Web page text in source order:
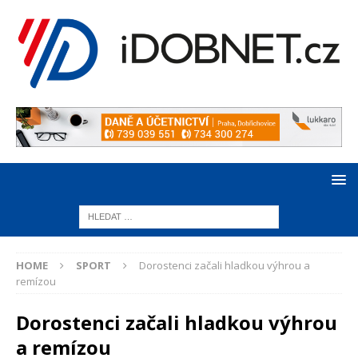
HOME SPORT
Dorostenci začali hladkou výhrou a
remízou
Dorostenci začali hladkou výhrou
a remízou